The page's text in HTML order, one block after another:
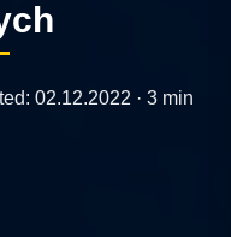
02.12.2022 · 3 min